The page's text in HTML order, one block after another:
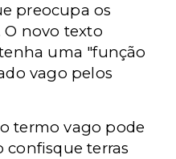
preocupa os
O novo texto
uma "função
vago pelos
termo vago pode
terras